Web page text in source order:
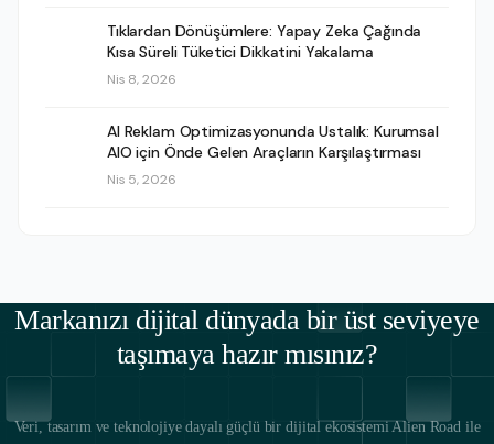
Tıklardan Dönüşümlere: Yapay Zeka Çağında
Kısa Süreli Tüketici Dikkatini Yakalama
Nis 8, 2026
AI Reklam Optimizasyonunda Ustalık: Kurumsal
AIO için Önde Gelen Araçların Karşılaştırması
Nis 5, 2026
Markanızı dijital dünyada bir üst seviyeye
taşımaya hazır mısınız?
Veri, tasarım ve teknolojiye dayalı güçlü bir dijital ekosistemi Alien Road ile